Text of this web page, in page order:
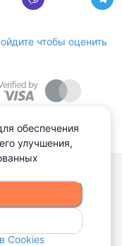
чтобы оценить
допускается
обеспечения
улучшения,
Cookies